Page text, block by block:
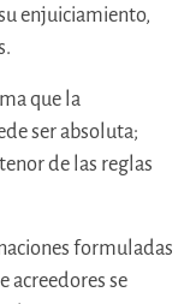
enjuiciamiento,
que la
ser absoluta;
de las reglas
formuladas
acreedores se